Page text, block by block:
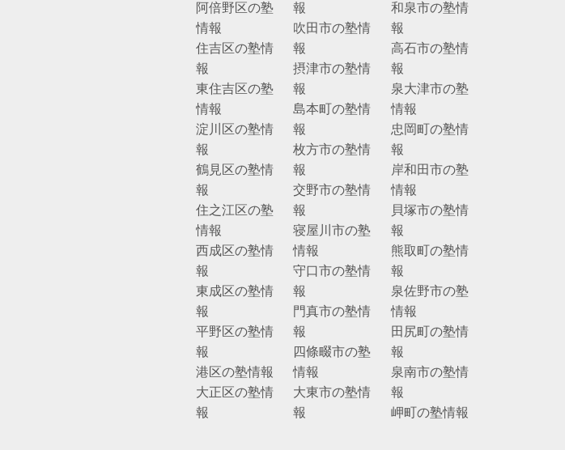
阿倍野区の塾
情報
住吉区の塾情
報
東住吉区の塾
情報
淀川区の塾情
報
鶴見区の塾情
報
住之江区の塾
情報
西成区の塾情
報
東成区の塾情
報
平野区の塾情
報
港区の塾情報
大正区の塾情
報
報
吹田市の塾情
報
摂津市の塾情
報
島本町の塾情
報
枚方市の塾情
報
交野市の塾情
報
寝屋川市の塾
情報
守口市の塾情
報
門真市の塾情
報
四條畷市の塾
情報
大東市の塾情
報
和泉市の塾情
報
高石市の塾情
報
泉大津市の塾
情報
忠岡町の塾情
報
岸和田市の塾
情報
貝塚市の塾情
報
熊取町の塾情
報
泉佐野市の塾
情報
田尻町の塾情
報
泉南市の塾情
報
岬町の塾情報